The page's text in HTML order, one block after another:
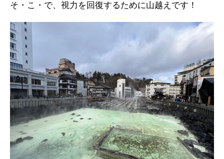
そ・こ・で、視力を回復するために山越えです！